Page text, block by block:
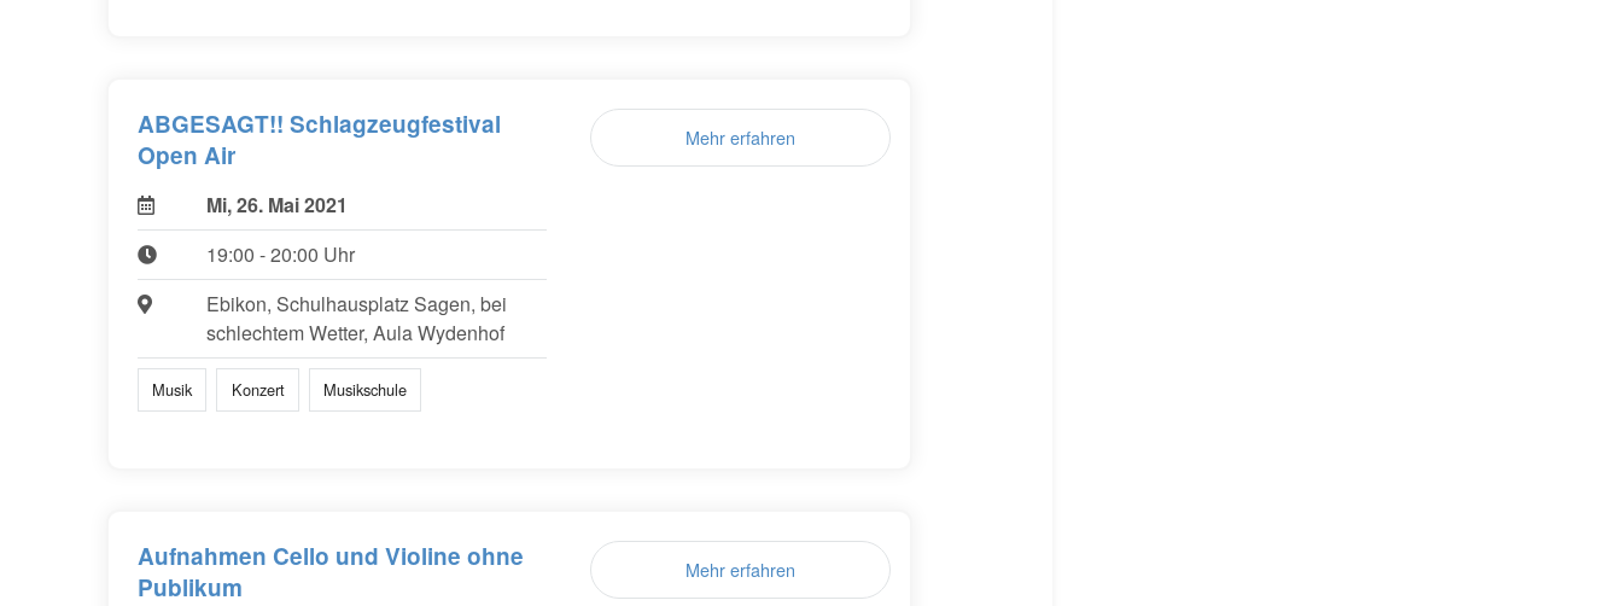
ABGESAGT!! Schlagzeugfestival
Open Air
Mi, 26. Mai 2021
19:00 - 20:00 Uhr
Ebikon, Schulhausplatz Sagen, bei
schlechtem Wetter, Aula Wydenhof
Musik Konzert Musikschule
Mehr erfahren
Aufnahmen Cello und Violine ohne
Publikum
Mehr erfahren